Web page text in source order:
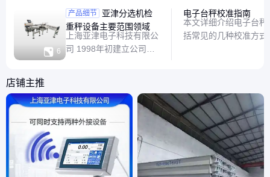
 6
产品细节
重秤设备主要范围领域
上海亚津电子科技有限公
司 1998年初建立公司，
办公基地 ，近10000平
方大型合作生产车间 ，
拥有自主研发团队 源头
供应商。 专注工业电子
称重设备、自动化设备、
非
电子台秤校准指南
本文详细介绍电子台
括常见的几种校准方
店铺主推